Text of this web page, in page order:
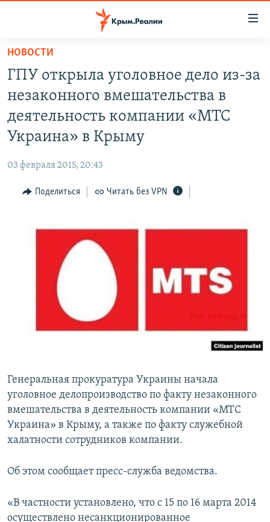
Вернуться
основному
содержанию
главной
Вернутся
поиску
СПЕЦПРОЕКТЫ
КАРТА ВОЕННЫХ ОБЪЕКТОВ КРЫМА
ИСТОРИЯ
ИНТЕРАКТИВ
ИНФОГРАФИКА
СОВЕТЫ ПРАВОЗАЩИТНИКОВ
ПРОПАВШИЕ БЕЗ ВЕСТИ
ПОБЕДИТЕЛЕЙ НЕ СУДЯТ?
КРЫМ.НЕПОКОРЕННЫЙ
РАДІО СВОБОДА
КАК ОБОЙТИ БЛОКИРОВКУ
Українською
ПРИСОЕДИНЯЙТЕСЬ!
НОВОСТИ
ГПУ открыла уголовное дело из-за
незаконного вмешательства в
деятельность компании «МТС
Украина» в Крыму
03 февраля 2015, 20:43
Поделиться Читать без VPN
Генеральная прокуратура Украины начала
уголовное делопроизводство по факту незаконного
вмешательства в деятельность компании «МТС
Украина» в Крыму, а также по факту служебной
халатности сотрудников компании.
Об этом сообщает пресс-служба ведомства.
«В частности установлено, что с 15 по 16 марта 2014
осуществлено несанкционированное